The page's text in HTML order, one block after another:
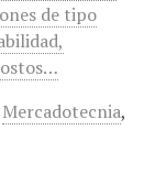
de tipo
Mercadotecnia,